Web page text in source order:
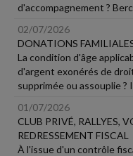
d'accompagnement ?
02/07/2026
DONATIONS
La condition d'âge
d'argent exonérés de
supprimée ou assouplie ?
01/07/2026
CLUB PRIVÉ, RALLYES,
REDRESSEMENT FISCAL
À l'issue d'un contrôle